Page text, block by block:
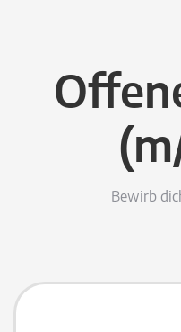
Bewirb